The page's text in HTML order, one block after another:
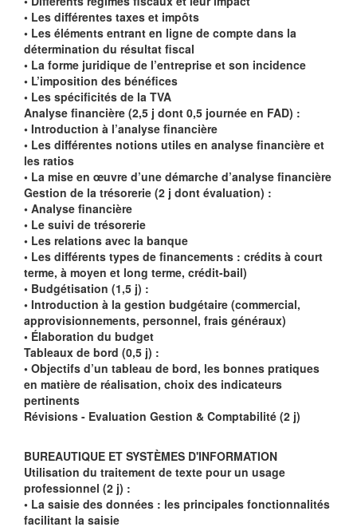
• Les différentes taxes et impôts
• Les éléments entrant en ligne de compte dans la
détermination du résultat fiscal
• La forme juridique de l’entreprise et son incidence
• L’imposition des bénéfices
• Les spécificités de la TVA
Analyse financière (2,5 j dont 0,5 journée en FAD) :
• Introduction à l’analyse financière
• Les différentes notions utiles en analyse financière et
les ratios
• La mise en œuvre d’une démarche d’analyse financière
Gestion de la trésorerie (2 j dont évaluation) :
• Analyse financière
• Le suivi de trésorerie
• Les relations avec la banque
• Les différents types de financements : crédits à court
terme, à moyen et long terme, crédit-bail)
• Budgétisation (1,5 j) :
• Introduction à la gestion budgétaire (commercial,
approvisionnements, personnel, frais généraux)
• Élaboration du budget
Tableaux de bord (0,5 j) :
• Objectifs d’un tableau de bord, les bonnes pratiques
en matière de réalisation, choix des indicateurs
pertinents
Révisions - Evaluation Gestion & Comptabilité (2 j)
BUREAUTIQUE ET SYSTÈMES D'INFORMATION
Utilisation du traitement de texte pour un usage
professionnel (2 j) :
• La saisie des données : les principales fonctionnalités
facilitant la saisie